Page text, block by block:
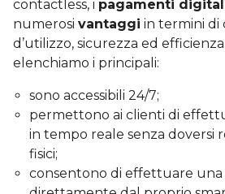
contactless, i pagamenti
numerosi vantaggi in termini di
d’utilizzo, sicurezza ed
elenchiamo i principali:
sono accessibili 24/7;
permettono ai clienti di
in tempo reale senza doversi
fisici;
consentono di effettuare una